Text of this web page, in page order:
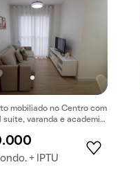
mobiliado no Centro com
suíte, varanda e academia
+ IPTU